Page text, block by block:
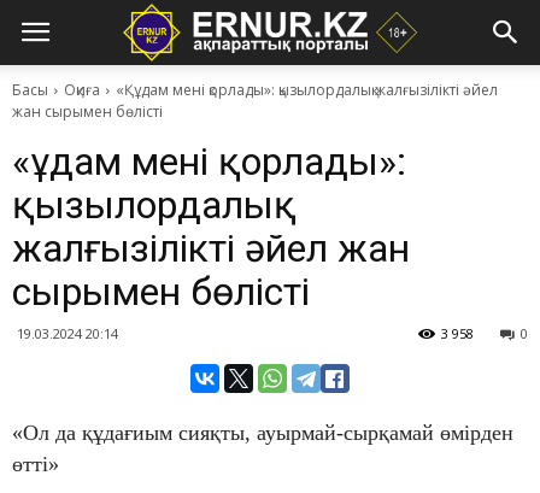
Басы Оқиға
​«Құдам мені қорлады»: қызылордалық жалғызілікті әйел
жан сырымен бөлісті
​«Құдам мені қорлады»:
қызылордалық
жалғызілікті әйел жан
сырымен бөлісті
19.03.2024 20:14 0
3 958
«Ол да құдағиым сияқты, ауырмай-сырқамай өмірден
өтті»